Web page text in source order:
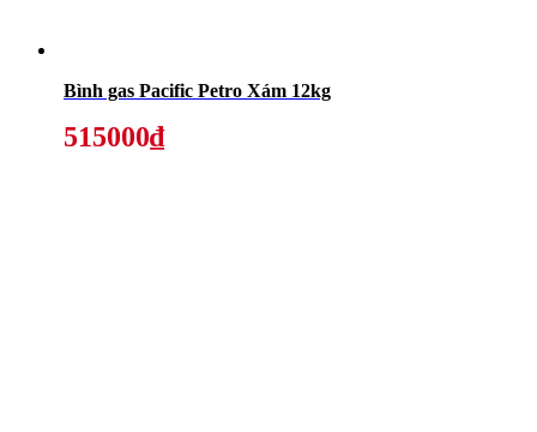
Bình gas Pacific Petro Xám 12kg
515000₫